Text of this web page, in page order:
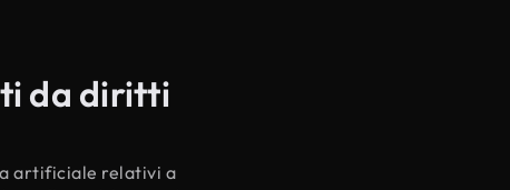
da diritti
artificiale relativi a